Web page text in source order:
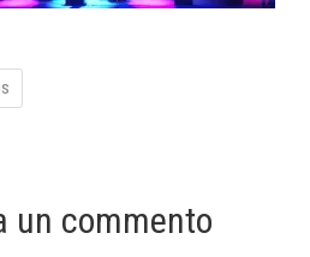
un commento